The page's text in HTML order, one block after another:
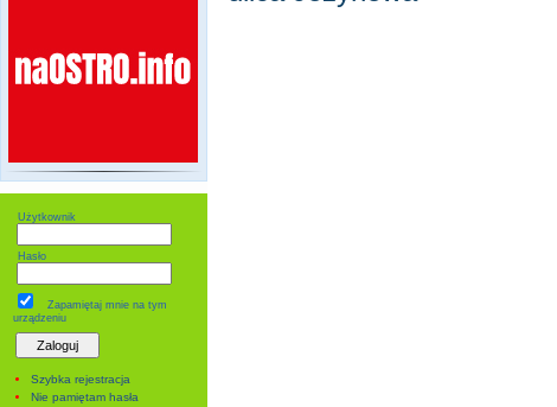
Użytkownik
Hasło
Zapamiętaj mnie na tym
urządzeniu
Szybka rejestracja
Nie pamiętam hasła